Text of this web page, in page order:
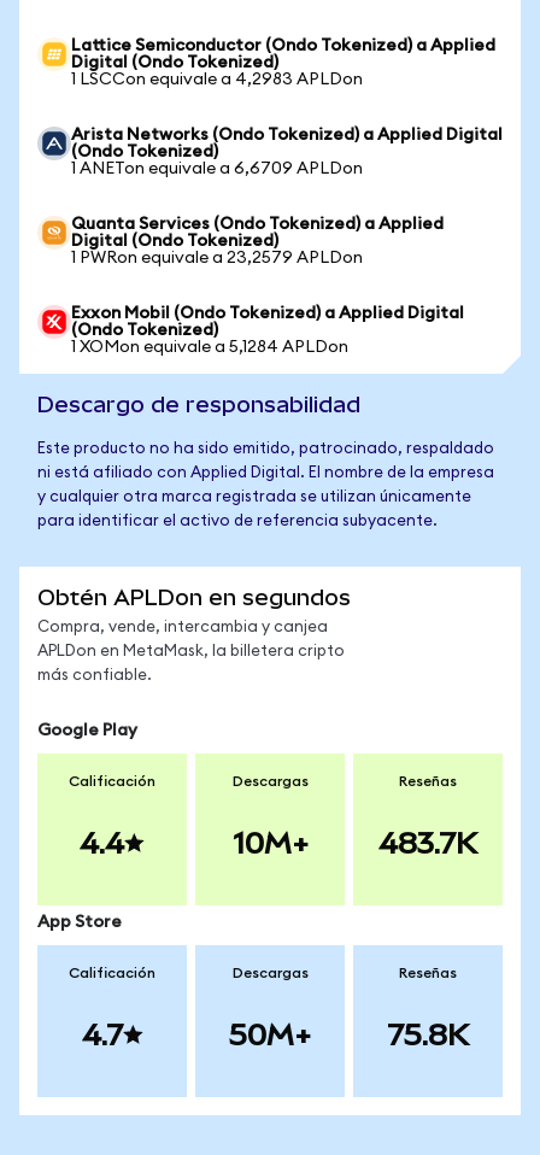
Lattice Semiconductor (Ondo Tokenized) a Applied
Digital (Ondo Tokenized)
1 LSCCon equivale a 4,2983 APLDon
Arista Networks (Ondo Tokenized) a Applied Digital
(Ondo Tokenized)
1 ANETon equivale a 6,6709 APLDon
Quanta Services (Ondo Tokenized) a Applied
Digital (Ondo Tokenized)
1 PWRon equivale a 23,2579 APLDon
Exxon Mobil (Ondo Tokenized) a Applied Digital
(Ondo Tokenized)
1 XOMon equivale a 5,1284 APLDon
Descargo de responsabilidad
Este producto no ha sido emitido, patrocinado, respaldado
ni está afiliado con Applied Digital. El nombre de la empresa
y cualquier otra marca registrada se utilizan únicamente
para identificar el activo de referencia subyacente.
Obtén APLDon en segundos
Compra, vende, intercambia y canjea
APLDon en MetaMask, la billetera cripto
más confiable.
Google Play
Calificación
4.4
Descargas
10M+
Reseñas
483.7K
App Store
Calificación
4.7
Descargas
50M+
Reseñas
75.8K